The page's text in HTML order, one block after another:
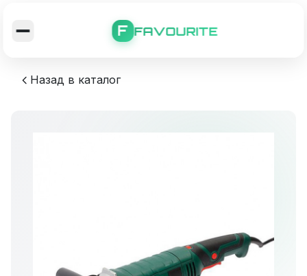
F FAVOURITE
Назад в каталог